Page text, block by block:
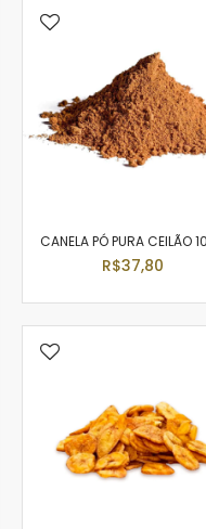
CANELA PÓ PURA CEILÃO
R$37,80